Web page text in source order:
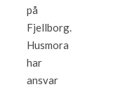
på
Fjellborg.
Husmora
har
ansvar